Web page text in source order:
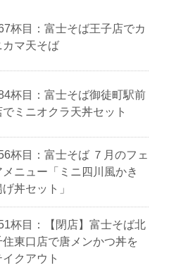
杯目：富士そば王子店でカ
カマ天そば
杯目：富士そば御徒町駅前
でミニオクラ天丼セット
杯目：富士そば ７月のフェ
メニュー「ミニ四川風かき
げ丼セット」
杯目：【閉店】富士そば北
住東口店で唐メンかつ丼を
イクアウト